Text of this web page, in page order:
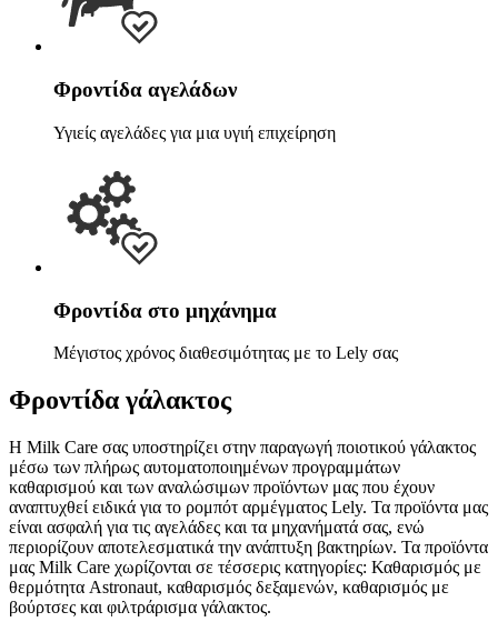
Φροντίδα αγελάδων
Υγιείς αγελάδες για μια υγιή επιχείρηση
Φροντίδα στο μηχάνημα
Μέγιστος χρόνος διαθεσιμότητας με το Lely σας
Φροντίδα γάλακτος
Η Milk Care σας υποστηρίζει στην παραγωγή ποιοτικού γάλακτος
μέσω των πλήρως αυτοματοποιημένων προγραμμάτων
καθαρισμού και των αναλώσιμων προϊόντων μας που έχουν
αναπτυχθεί ειδικά για το ρομπότ αρμέγματος Lely. Τα προϊόντα μας
είναι ασφαλή για τις αγελάδες και τα μηχανήματά σας, ενώ
περιορίζουν αποτελεσματικά την ανάπτυξη βακτηρίων. Τα προϊόντα
μας Milk Care χωρίζονται σε τέσσερις κατηγορίες: Καθαρισμός με
θερμότητα Astronaut, καθαρισμός δεξαμενών, καθαρισμός με
βούρτσες και φιλτράρισμα γάλακτος.